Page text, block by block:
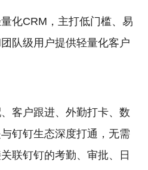
化CRM，主打低门槛、易
队级用户提供轻量化客户
客户跟进、外勤打卡、数
钉钉生态深度打通，无需
联钉钉的考勤、审批、日